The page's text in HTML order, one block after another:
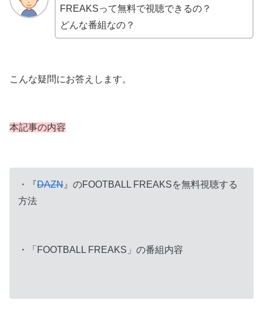
FREAKSって無料で視聴できるの？
どんな番組なの？
こんな疑問にお答えします。
本記事の内容
・『DAZN 』のFOOTBALL FREAKSを無料視聴する
方法
・「FOOTBALL FREAKS」の番組内容